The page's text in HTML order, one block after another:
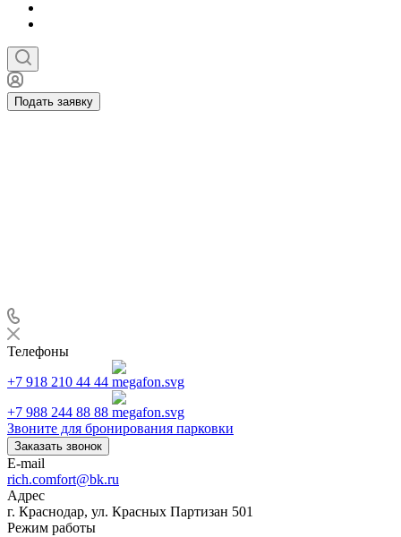
Подать заявку
Телефоны
+7 918 210 44 44
+7 988 244 88 88
Звоните для бронирования парковки
Заказать звонок
E-mail
rich.comfort@bk.ru
Адрес
г. Краснодар, ул. Красных Партизан 501
Режим работы